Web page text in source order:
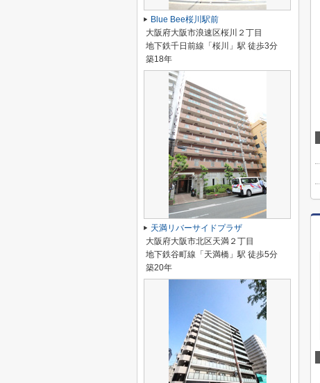
Blue Bee桜川駅前
大阪府大阪市浪速区桜川２丁目
地下鉄千日前線「桜川」駅 徒歩3分
築18年
天満リバーサイドプラザ
大阪府大阪市北区天満２丁目
地下鉄谷町線「天満橋」駅 徒歩5分
築20年